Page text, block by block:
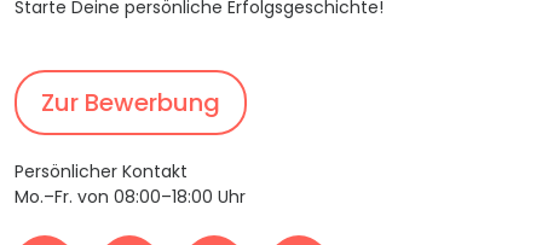
Starte Deine persönliche Erfolgsgeschichte!
Zur Bewerbung
Persönlicher Kontakt
Mo.–Fr. von 08:00–18:00 Uhr